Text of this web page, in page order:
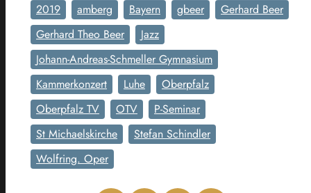
2019 amberg Bayern gbeer
Gerhard Beer
Gerhard Theo Beer
Jazz
Johann-Andreas-Schmeller Gymnasium
Kammerkonzert
Luhe
Oberpfalz
Oberpfalz TV
OTV
P-Seminar
St Michaelskirche
Stefan Schindler
Wolfring. Oper